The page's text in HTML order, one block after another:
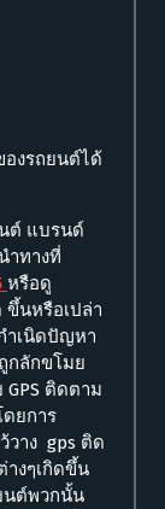
งรถยนต์ได้
ต์ แบรนด์
ำทางที่
หรือดู
ขึ้นหรือเปล่า
ำเนิดปัญหา
กลักขโมย
ติดตาม
ยการ
วาง gps ติด
งๆเกิดขึ้น
นต์พวกนั้น